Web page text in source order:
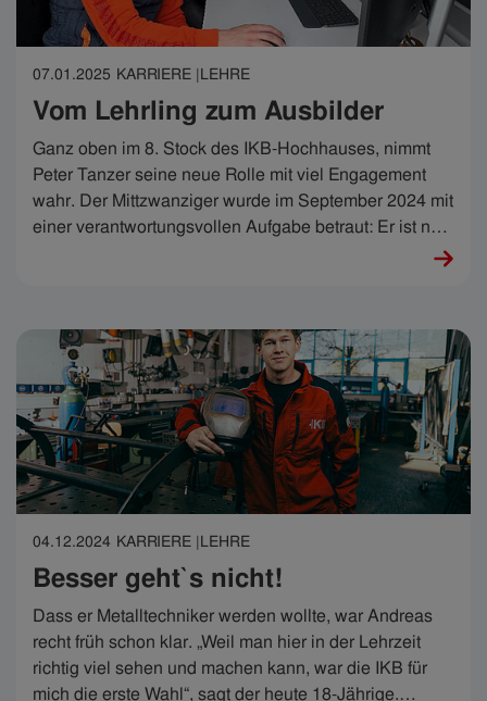
07.01.2025 KARRIERE |LEHRE
Vom Lehrling zum Ausbilder
Ganz oben im 8. Stock des IKB-Hochhauses, nimmt
Peter Tanzer seine neue Rolle mit viel Engagement
wahr. Der Mittzwanziger wurde im September 2024 mit
einer verantwortungsvollen Aufgabe betraut: Er ist nun
04.12.2024 KARRIERE |LEHRE
Besser geht`s nicht!
Dass er Metalltechniker werden wollte, war Andreas
recht früh schon klar. „Weil man hier in der Lehrzeit
richtig viel sehen und machen kann, war die IKB für
mich die erste Wahl“, sagt der heute 18-Jährige.